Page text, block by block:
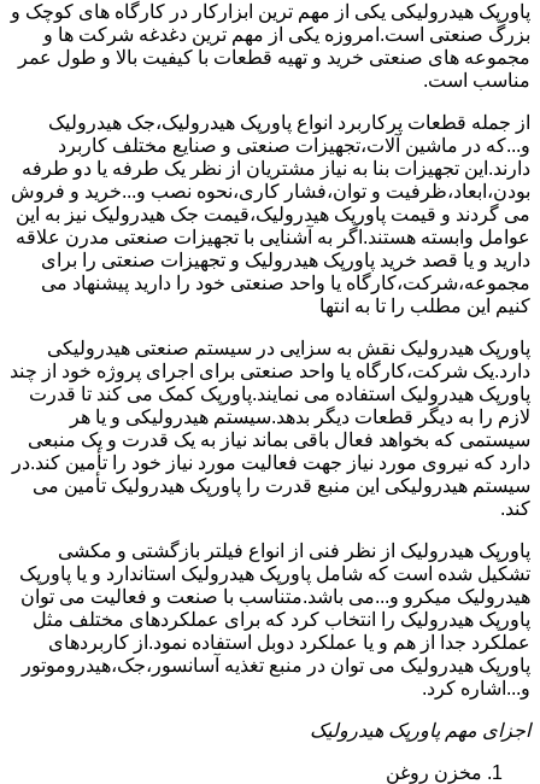
پاورپک هیدرولیکی یکی از مهم ترین ابزارکار در کارگاه های کوچک و
بزرگ صنعتی است.امروزه یکی از مهم ترین دغدغه شرکت ها و
مجموعه های صنعتی خرید و تهیه قطعات با کیفیت بالا و طول عمر
مناسب است.
از جمله قطعات پرکاربرد انواع پاورپک هیدرولیک،جک هیدرولیک
و...که در ماشین آلات،تجهیزات صنعتی و صنایع مختلف کاربرد
دارند.این تجهیزات بنا به نیاز مشتریان از نظر یک طرفه یا دو طرفه
بودن،ابعاد،ظرفیت و توان،فشار کاری،نحوه نصب و...خرید و فروش
می گردند و قیمت پاورپک هیدرولیک،قیمت جک هیدرولیک نیز به این
عوامل وابسته هستند.اگر به آشنایی با تجهیزات صنعتی مدرن علاقه
دارید و یا قصد خرید پاورپک هیدرولیک و تجهیزات صنعتی را برای
مجموعه،شرکت،کارگاه یا واحد صنعتی خود را دارید پیشنهاد می
کنیم این مطلب را تا به انتها
پاورپک هیدرولیک نقش به سزایی در سیستم صنعتی هیدرولیکی
دارد.یک شرکت،کارگاه یا واحد صنعتی برای اجرای پروژه خود از چند
پاورپک هیدرولیک استفاده می نمایند.پاورپک کمک می کند تا قدرت
لازم را به دیگر قطعات دیگر بدهد.سیستم هیدرولیکی و یا هر
سیستمی که بخواهد فعال باقی بماند نیاز به یک قدرت و یک منبعی
دارد که نیروی مورد نیاز جهت فعالیت مورد نیاز خود را تأمین کند.در
سیستم هیدرولیکی این منبع قدرت را پاورپک هیدرولیک تأمین می
کند.
پاورپک هیدرولیک از نظر فنی از انواع فیلتر بازگشتی و مکشی
تشکیل شده است که شامل پاورپک هیدرولیک استاندارد و یا پاورپک
هیدرولیک میکرو و...می باشد.متناسب با صنعت و فعالیت می توان
پاورپک هیدرولیک را انتخاب کرد که برای عملکردهای مختلف مثل
عملکرد جدا از هم و یا عملکرد دوبل استفاده نمود.از کاربردهای
پاورپک هیدرولیک می توان در منبع تغذیه آسانسور،جک،هیدروموتور
و...اشاره کرد.
اجزای مهم پاورپک هیدرولیک
مخزن روغن